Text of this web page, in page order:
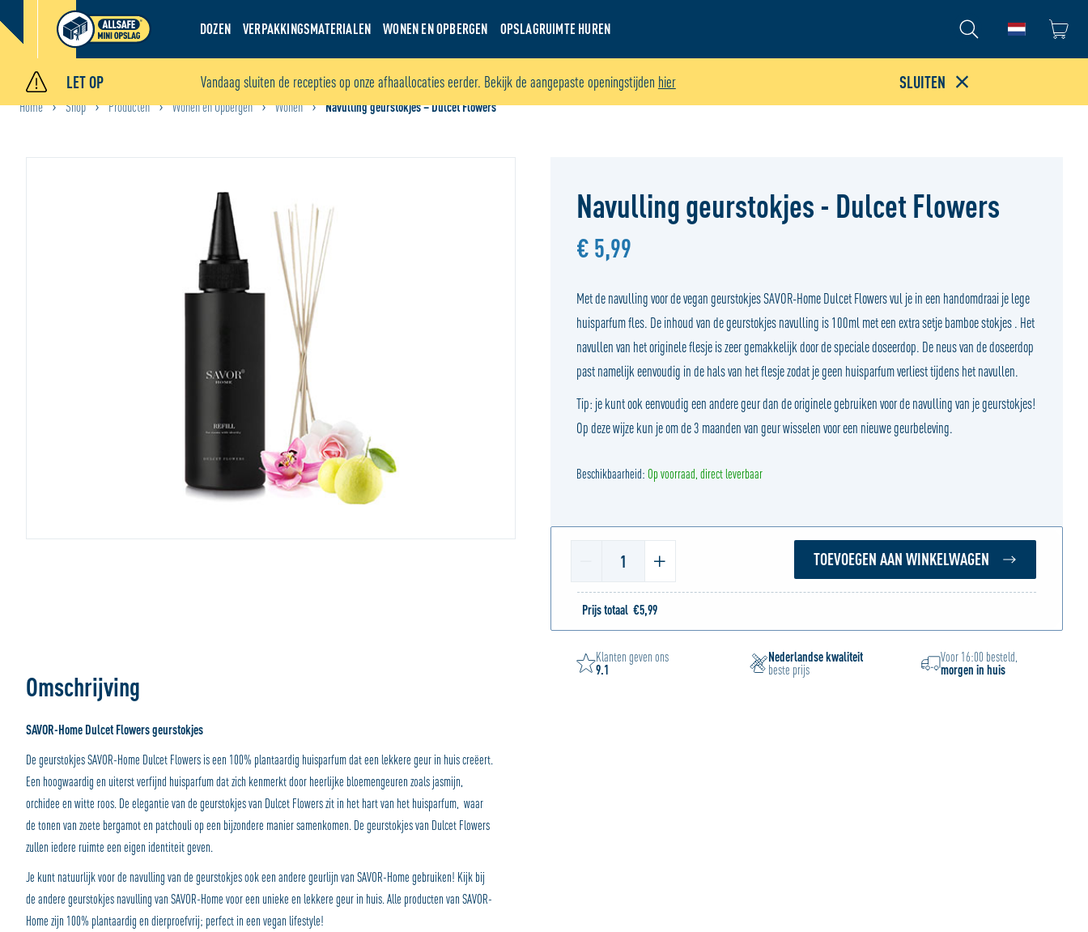
DOZEN VERPAKKINGSMATERIALEN WONEN EN OPBERGEN OPSLAGRUIMTE HUREN Ga naar
LET OP Vandaag sluiten de recepties op onze afhaallocaties eerder. Bekijk de aangepaste openingstijden hier SLUITEN
Home • Shop • Producten • Wonen en Opbergen • Wonen • Navulling geurstokjes – Dulcet Flowers
Navulling geurstokjes - Dulcet Flowers
€ 5,99
Met de navulling voor de vegan geurstokjes SAVOR-Home Dulcet Flowers vul je in een handomdraai je lege
huisparfum fles. De inhoud van de geurstokjes navulling is 100ml met een extra setje bamboe stokjes . Het
navullen van het originele flesje is zeer gemakkelijk door de speciale doseerdop. De neus van de doseerdop
past namelijk eenvoudig in de hals van het flesje zodat je geen huisparfum verliest tijdens het navullen.
Tip: je kunt ook eenvoudig een andere geur dan de originele gebruiken voor de navulling van je geurstokjes!
Op deze wijze kun je om de 3 maanden van geur wisselen voor een nieuwe geurbeleving.
Beschikbaarheid: Op voorraad, direct leverbaar
TOEVOEGEN AAN WINKELWAGEN
1
Prijs totaal €5,99
Klanten geven ons
9.1
Nederlandse kwaliteit
beste prijs
Voor 16:00 besteld,
morgen in huis
Omschrijving
SAVOR-Home Dulcet Flowers geurstokjes
De geurstokjes SAVOR-Home Dulcet Flowers is een 100% plantaardig huisparfum dat een lekkere geur in huis creëert.
Een hoogwaardig en uiterst verfijnd huisparfum dat zich kenmerkt door heerlijke bloemengeuren zoals jasmijn,
orchidee en witte roos. De elegantie van de geurstokjes van Dulcet Flowers zit in het hart van het huisparfum, waar
de tonen van zoete bergamot en patchouli op een bijzondere manier samenkomen. De geurstokjes van Dulcet Flowers
zullen iedere ruimte een eigen identiteit geven.
Je kunt natuurlijk voor de navulling van de geurstokjes ook een andere geurlijn van SAVOR-Home gebruiken! Kijk bij
de andere geurstokjes navulling van SAVOR-Home voor een unieke en lekkere geur in huis. Alle producten van SAVOR-
Home zijn 100% plantaardig en dierproefvrij; perfect in een vegan lifestyle!